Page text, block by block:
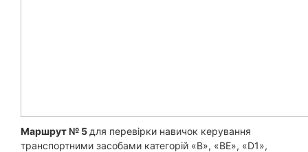
Маршрут № 5 для перевірки навичок керування
транспортними засобами категорій «B», «ВЕ», «D1»,